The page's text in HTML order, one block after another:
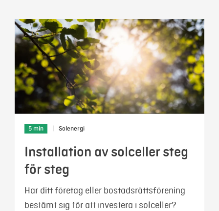
5 min Solenergi
Installation av solceller steg
för steg
Har ditt företag eller bostadsrättsförening
bestämt sig för att investera i solceller?